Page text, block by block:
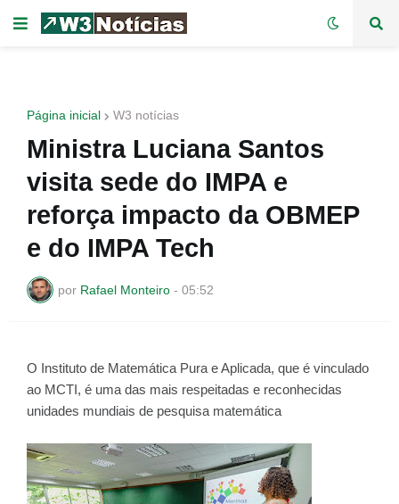
Página inicial W3 notícias
Ministra Luciana Santos
visita sede do IMPA e
reforça impacto da OBMEP
e do IMPA Tech
por Rafael Monteiro - 05:52
O Instituto de Matemática Pura e Aplicada, que é vinculado
ao MCTI, é uma das mais respeitadas e reconhecidas
unidades mundiais de pesquisa matemática